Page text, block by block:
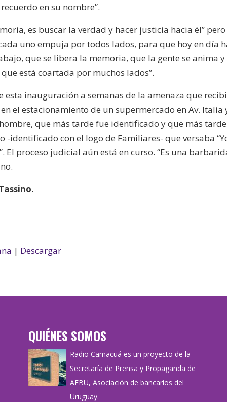
en su nombre”.
es buscar la verdad y hacer justicia hacia él” pero
uno empuja por todos lados, para que hoy en día
que se libera la memoria, que la gente se anima y
está coartada por muchos lados”.
esta inauguración a semanas de la amenaza que
el estacionamiento de un supermercado en Av. Italia
que más tarde fue identificado y que más
identificado con el logo de Familiares- que versaba
El proceso judicial aún está en curso. “Es una
| Descargar
QUIÉNES SOMOS
Radio Camacuá es un proyecto de la
Secretaría de Prensa y Propaganda de
AEBU, Asociación de bancarios del
Uruguay.